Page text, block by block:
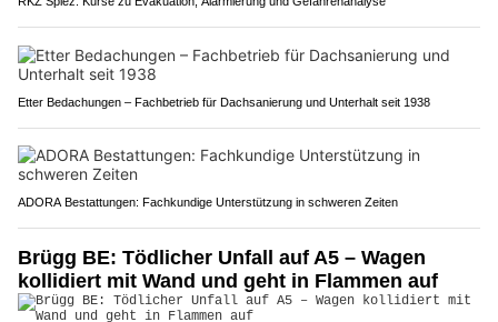
Etter Bedachungen – Fachbetrieb für Dachsanierung und Unterhalt seit 1938
ADORA Bestattungen: Fachkundige Unterstützung in schweren Zeiten
Brügg BE: Tödlicher Unfall auf A5 – Wagen
kollidiert mit Wand und geht in Flammen auf